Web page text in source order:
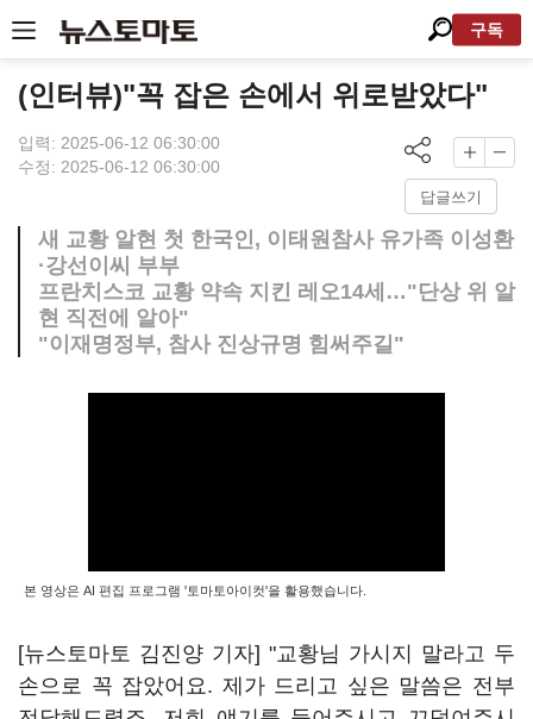
구독
(인터뷰)"꼭 잡은 손에서 위로받았다"
입력: 2025-06-12 06:30:00
수정: 2025-06-12 06:30:00
답글쓰기
새 교황 알현 첫 한국인, 이태원참사 유가족 이성환
·강선이씨 부부
프란치스코 교황 약속 지킨 레오14세…"단상 위 알
현 직전에 알아"
"이재명정부, 참사 진상규명 힘써주길"
본 영상은 AI 편집 프로그램 '토마토아이컷'을 활용했습니다.
[뉴스토마토 김진양 기자] "교황님 가시지 말라고 두
손으로 꼭 잡았어요. 제가 드리고 싶은 말씀은 전부